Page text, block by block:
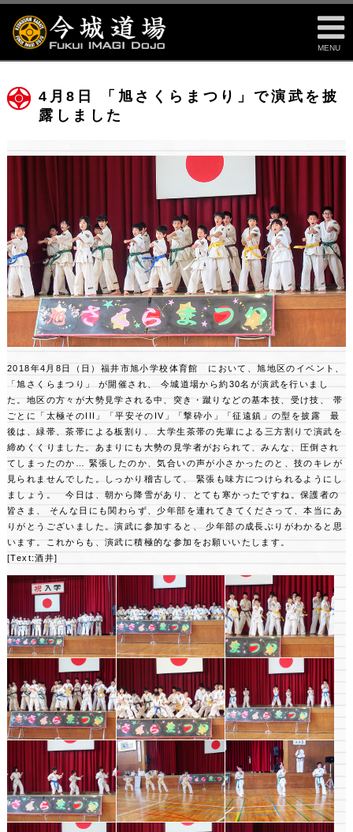
MENU
4月8日 「旭さくらまつり」で演武を披
露しました
2018年4月8日（日）福井市旭小学校体育館 において、旭地区のイベント、
「旭さくらまつり」 が開催され、
今城道場から約30名が演武を行いまし
た。地区の方々が大勢見学される中、突き・蹴りなどの基本技、受け技、
帯
ごとに「太極そのIII」「平安そのIV」「撃砕小」「征遠鎮」の型を披露 最
後は、緑帯、茶帯による板割り、
大学生茶帯の先輩による三方割りで演武を
締めくくりました。あまりにも大勢の見学者がおられて、みんな、圧倒され
てしまったのか…
緊張したのか、気合いの声が小さかったのと、技のキレが
見られませんでした。しっかり稽古して、
緊張も味方につけられるようにし
ましょう。 今日は、朝から降雪があり、とても寒かったですね。保護者の
皆さま、
そんな日にも関わらず、少年部を連れてきてくださって、本当にあ
りがとうございました。演武に参加すると、
少年部の成長ぶりがわかると思
います。これからも、演武に積極的な参加をお願いいたします。
[Text:酒井]